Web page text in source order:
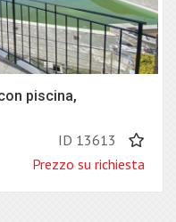
piscina,
ID 13613
Prezzo su richiesta